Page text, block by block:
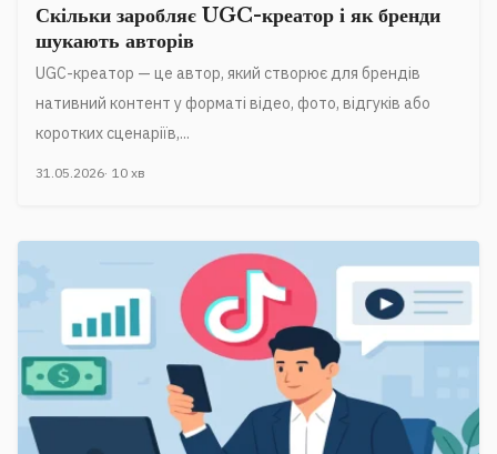
Скільки заробляє UGC-креатор і як бренди
шукають авторів
UGC-креатор — це автор, який створює для брендів
нативний контент у форматі відео, фото, відгуків або
коротких сценаріїв,...
31.05.2026 10 хв